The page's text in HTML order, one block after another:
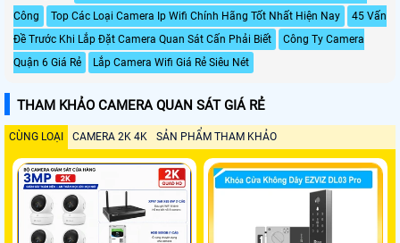
Công
Top Các Loại Camera Ip Wifi Chính Hãng Tốt Nhất Hiện Nay
45 Vấn
Đề Trước Khi Lắp Đặt Camera Quan Sát Cấn Phải Biết
Công Ty Camera
Quận 6 Giá Rẻ
Lắp Camera Wifi Giá Rẻ Siêu Nét
THAM KHẢO CAMERA QUAN SÁT GIÁ RẺ
CÙNG LOẠI CAMERA 2K 4K SẢN PHẨM THAM KHẢO